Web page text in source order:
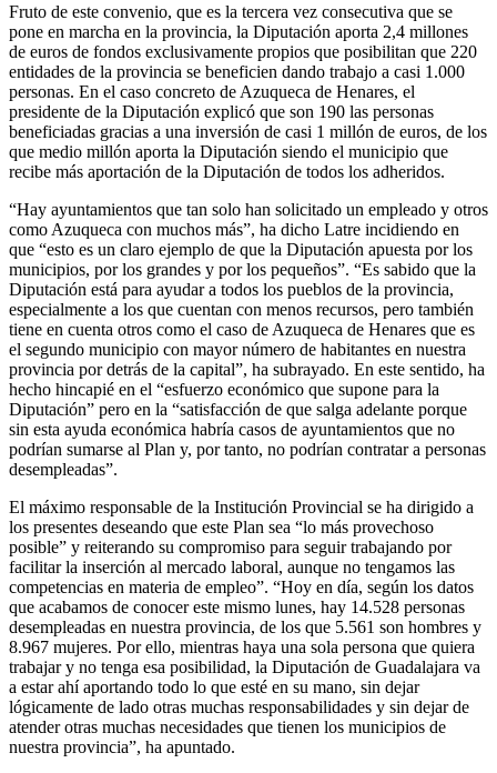
Fruto de este convenio, que es la tercera vez consecutiva que se
pone en marcha en la provincia, la Diputación aporta 2,4 millones
de euros de fondos exclusivamente propios que posibilitan que 220
entidades de la provincia se beneficien dando trabajo a casi 1.000
personas. En el caso concreto de Azuqueca de Henares, el
presidente de la Diputación explicó que son 190 las personas
beneficiadas gracias a una inversión de casi 1 millón de euros, de los
que medio millón aporta la Diputación siendo el municipio que
recibe más aportación de la Diputación de todos los adheridos.
“Hay ayuntamientos que tan solo han solicitado un empleado y otros
como Azuqueca con muchos más”, ha dicho Latre incidiendo en
que “esto es un claro ejemplo de que la Diputación apuesta por los
municipios, por los grandes y por los pequeños”. “Es sabido que la
Diputación está para ayudar a todos los pueblos de la provincia,
especialmente a los que cuentan con menos recursos, pero también
tiene en cuenta otros como el caso de Azuqueca de Henares que es
el segundo municipio con mayor número de habitantes en nuestra
provincia por detrás de la capital”, ha subrayado. En este sentido, ha
hecho hincapié en el “esfuerzo económico que supone para la
Diputación” pero en la “satisfacción de que salga adelante porque
sin esta ayuda económica habría casos de ayuntamientos que no
podrían sumarse al Plan y, por tanto, no podrían contratar a personas
desempleadas”.
El máximo responsable de la Institución Provincial se ha dirigido a
los presentes deseando que este Plan sea “lo más provechoso
posible” y reiterando su compromiso para seguir trabajando por
facilitar la inserción al mercado laboral, aunque no tengamos las
competencias en materia de empleo”. “Hoy en día, según los datos
que acabamos de conocer este mismo lunes, hay 14.528 personas
desempleadas en nuestra provincia, de los que 5.561 son hombres y
8.967 mujeres. Por ello, mientras haya una sola persona que quiera
trabajar y no tenga esa posibilidad, la Diputación de Guadalajara va
a estar ahí aportando todo lo que esté en su mano, sin dejar
lógicamente de lado otras muchas responsabilidades y sin dejar de
atender otras muchas necesidades que tienen los municipios de
nuestra provincia”, ha apuntado.